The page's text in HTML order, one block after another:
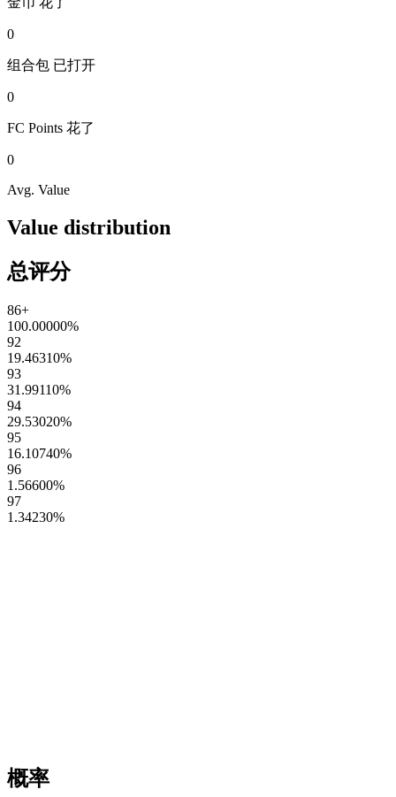
0
组合包 已打开
0
FC Points 花了
0
Avg. Value
Value distribution
总评分
86+
100.00000%
92
19.46310%
93
31.99110%
94
29.53020%
95
16.10740%
96
1.56600%
97
1.34230%
概率